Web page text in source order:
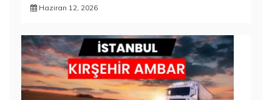
Haziran 12, 2026